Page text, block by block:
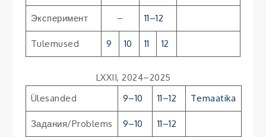
Эксперимент – 11–12
Tulemused 9 10 11 12
LXXII, 2024–2025
Ülesanded
9–10 11–12 Temaatika
Задания/Problems 9–10 11–12